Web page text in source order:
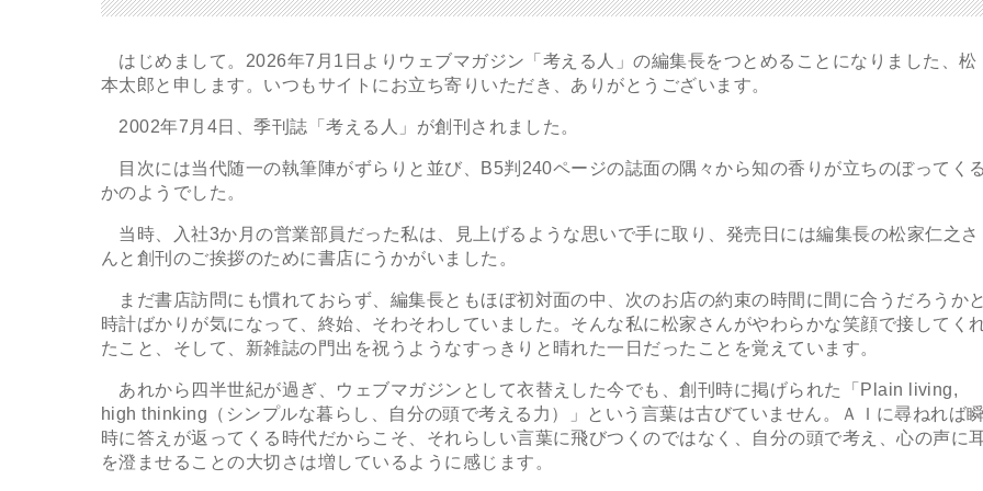
はじめまして。2026年7月1日よりウェブマガジン「考える人」の編集長をつとめることになりました、松
本太郎と申します。いつもサイトにお立ち寄りいただき、ありがとうございます。
2002年7月4日、季刊誌「考える人」が創刊されました。
目次には当代随一の執筆陣がずらりと並び、B5判240ページの誌面の隅々から知の香りが立ちのぼってく
かのようでした。
当時、入社3か月の営業部員だった私は、見上げるような思いで手に取り、発売日には編集長の松家仁之さ
んと創刊のご挨拶のために書店にうかがいました。
まだ書店訪問にも慣れておらず、編集長ともほぼ初対面の中、次のお店の約束の時間に間に合うだろうか
時計ばかりが気になって、終始、そわそわしていました。そんな私に松家さんがやわらかな笑顔で接してく
たこと、そして、新雑誌の門出を祝うようなすっきりと晴れた一日だったことを覚えています。
あれから四半世紀が過ぎ、ウェブマガジンとして衣替えした今でも、創刊時に掲げられた「Plain living,
high thinking（シンプルな暮らし、自分の頭で考える力）」という言葉は古びていません。ＡＩに尋ねれば
時に答えが返ってくる時代だからこそ、それらしい言葉に飛びつくのではなく、自分の頭で考え、心の声に
を澄ませることの大切さは増しているように感じます。